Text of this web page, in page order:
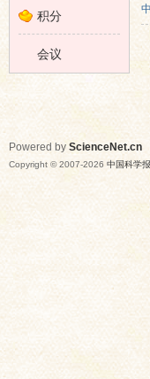
积分
会议
Powered by ScienceNet.cn
Copyright © 2007-2026 中国科学